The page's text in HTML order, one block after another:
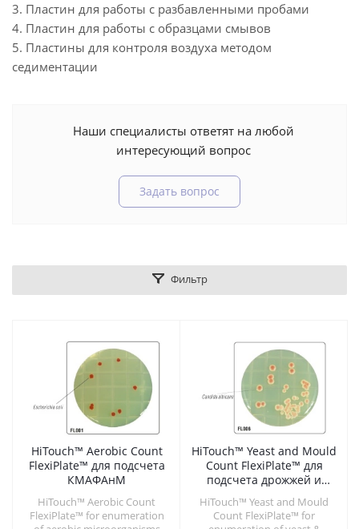
3. Пластин для работы с разбавленными пробами
4. Пластин для работы с образцами смывов
5. Пластины для контроля воздуха методом
седиментации
Наши специалисты ответят на любой
интересующий вопрос
Задать вопрос
Фильтр
HiTouch™ Aerobic Count
FlexiPlate™ для подсчета
КМАФАнМ
HiTouch™ Aerobic Count
FlexiPlate™ for enumeration
HiTouch™ Yeast and Mould
Count FlexiPlate™ для
подсчета дрожжей и
HiTouch™ Yeast and Mould
Count FlexiPlate™ for